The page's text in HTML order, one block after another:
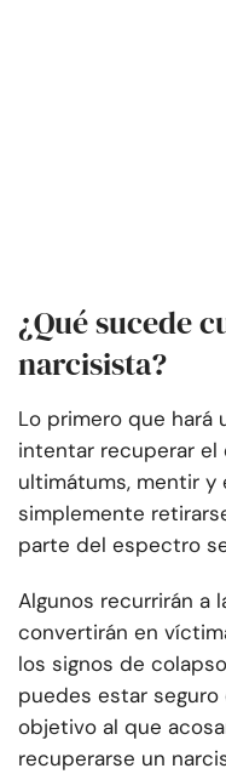
¿Qué sucede
narcisista?
Lo primero que hará
intentar recuperar el
ultimátums, mentir y
simplemente
parte del espectro
Algunos recurrirán a
convertirán en
los signos de
puedes estar
objetivo al que
recuperarse un